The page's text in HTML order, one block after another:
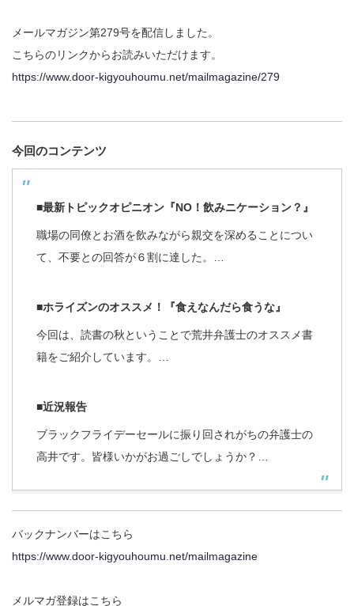
メールマガジン第279号を配信しました。
こちらのリンクからお読みいただけます。
https://www.door-kigyouhoumu.net/mailmagazine/279
今回のコンテンツ
■最新トピックオピニオン『NO！飲みニケーション？』
職場の同僚とお酒を飲みながら親交を深めることについ
て、不要との回答が６割に達した。…
■ホライズンのオススメ！『食えなんだら食うな』
今回は、読書の秋ということで荒井弁護士のオススメ書
籍をご紹介しています。…
■近況報告
ブラックフライデーセールに振り回されがちの弁護士の
高井です。皆様いかがお過ごしでしょうか？…
バックナンバーはこちら
https://www.door-kigyouhoumu.net/mailmagazine
メルマガ登録はこちら